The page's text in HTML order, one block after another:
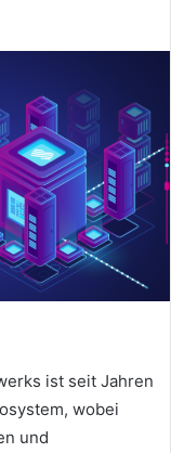
ist seit Jahren
wobei
und